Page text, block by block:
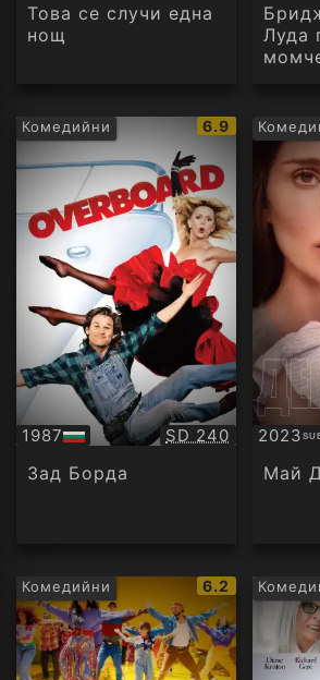
Това се случи една
нощ
Луда
Комедийни
IMDb
рейтинг:
6.9
1987
БГ
аудио
Качество:
SD 240
Зад Борда
2023
Май
Комедийни
IMDb
рейтинг:
6.2